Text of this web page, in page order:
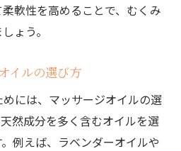
軟性を高めることで、むくみ
ょう。
イルの選び方
には、マッサージオイルの選
然成分を多く含むオイルを選
例えば、ラベンダーオイルや